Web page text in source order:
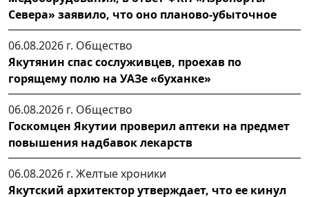
Севера» заявило, что оно планово-убыточное
06.08.2026 г. Общество
Якутянин спас сослуживцев, проехав по
горящему полю на УАЗе «буханке»
06.08.2026 г. Общество
Госкомцен Якутии проверил аптеки на предмет
повышения надбавок лекарств
06.08.2026 г. Желтые хроники
Якутский архитектор утверждает, что ее кинул